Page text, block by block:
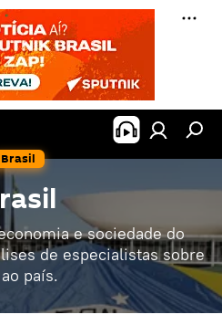
Brasil
e sociedade do
de especialistas sobre
país.